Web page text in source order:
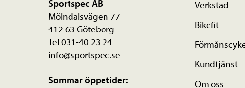
Sportspec AB
Mölndalsvägen 77
412 63 Göteborg
Tel 031-40 23 24
info@sportspec.se
Sommar öppetider:
Verkstad
Bikefit
Kundtjänst
Om oss